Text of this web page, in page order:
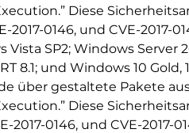
Diese
2017-0146, und CVE-2017-
SP2; Windows Server
8.1; und Windows 10 Gold,
über gestaltete Pakete
Diese
2017-0146, und CVE-2017-